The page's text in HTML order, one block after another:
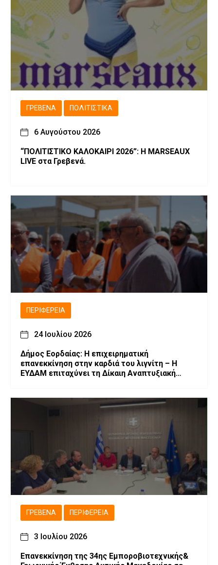
ΓΡΕΒΕΝΆ ΠΟΛΙΤΙΣΤΙΚΆ
6 Αυγούστου 2026
“ΠΟΛΙΤΙΣΤΙΚΟ ΚΑΛΟΚΑΙΡΙ 2026”: Η MARSEAUX
LIVE στα Γρεβενά.
ΠΕΡΙΦΈΡΕΙΑ
24 Ιουλίου 2026
Δήμος Εορδαίας: Η επιχειρηματική
επανεκκίνηση στην καρδιά του λιγνίτη – Η
ΕΥΔΑΜ επιταχύνει τη Δίκαιη Αναπτυξιακή
ΓΡΕΒΕΝΆ ΠΕΡΙΦΈΡΕΙΑ
3 Ιουλίου 2026
Επανεκκίνηση της 34ης Εμποροβιοτεχνικής&